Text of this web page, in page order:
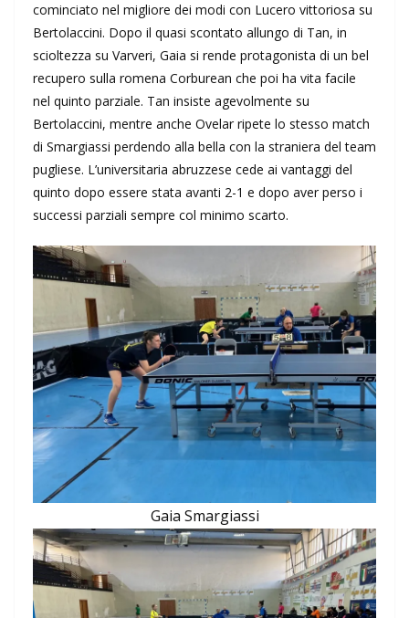
cominciato nel migliore dei modi con Lucero vittoriosa su
Bertolaccini. Dopo il quasi scontato allungo di Tan, in
scioltezza su Varveri, Gaia si rende protagonista di un bel
recupero sulla romena Corburean che poi ha vita facile
nel quinto parziale. Tan insiste agevolmente su
Bertolaccini, mentre anche Ovelar ripete lo stesso match
di Smargiassi perdendo alla bella con la straniera del team
pugliese. L’universitaria abruzzese cede ai vantaggi del
quinto dopo essere stata avanti 2-1 e dopo aver perso i
successi parziali sempre col minimo scarto.
Gaia Smargiassi